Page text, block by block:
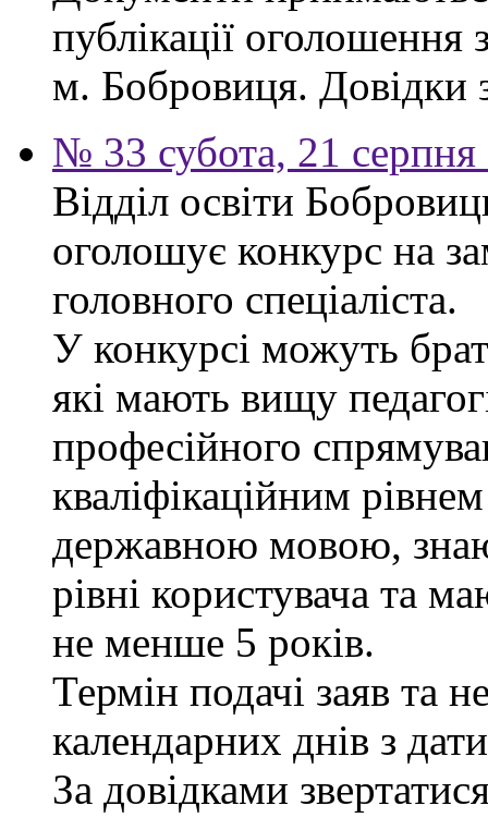
публікації
м. Бобровиця. Довідки
№ 33 субота, 21
Відділ освіти
оголошує конкурс на
головного спеціаліста.
У конкурсі можуть
які мають вищу
професійного
кваліфікаційним
державною мовою,
рівні користувача та
не менше 5 років.
Термін подачі заяв та
календарних днів з
За довідками